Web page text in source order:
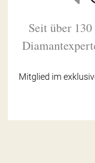
Seit über
Mitglied im